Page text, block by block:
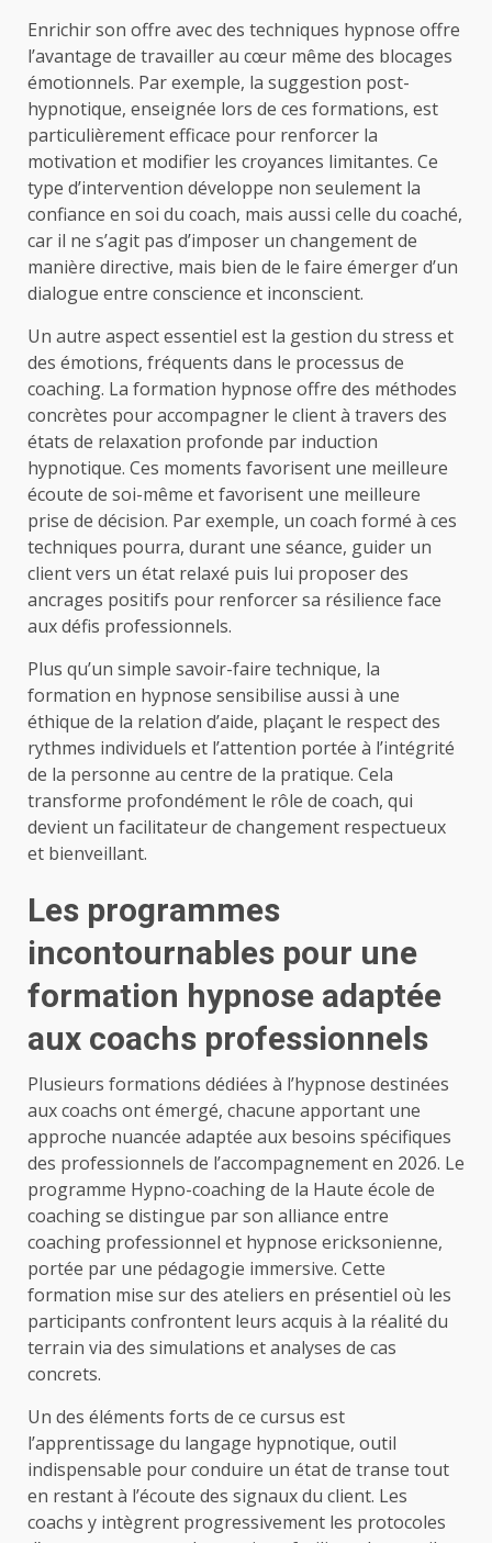
Enrichir son offre avec des techniques hypnose offre
l’avantage de travailler au cœur même des blocages
émotionnels. Par exemple, la suggestion post-
hypnotique, enseignée lors de ces formations, est
particulièrement efficace pour renforcer la
motivation et modifier les croyances limitantes. Ce
type d’intervention développe non seulement la
confiance en soi du coach, mais aussi celle du coaché,
car il ne s’agit pas d’imposer un changement de
manière directive, mais bien de le faire émerger d’un
dialogue entre conscience et inconscient.
Un autre aspect essentiel est la gestion du stress et
des émotions, fréquents dans le processus de
coaching. La formation hypnose offre des méthodes
concrètes pour accompagner le client à travers des
états de relaxation profonde par induction
hypnotique. Ces moments favorisent une meilleure
écoute de soi-même et favorisent une meilleure
prise de décision. Par exemple, un coach formé à ces
techniques pourra, durant une séance, guider un
client vers un état relaxé puis lui proposer des
ancrages positifs pour renforcer sa résilience face
aux défis professionnels.
Plus qu’un simple savoir-faire technique, la
formation en hypnose sensibilise aussi à une
éthique de la relation d’aide, plaçant le respect des
rythmes individuels et l’attention portée à l’intégrité
de la personne au centre de la pratique. Cela
transforme profondément le rôle de coach, qui
devient un facilitateur de changement respectueux
et bienveillant.
Les programmes
incontournables pour une
formation hypnose adaptée
aux coachs professionnels
Plusieurs formations dédiées à l’hypnose destinées
aux coachs ont émergé, chacune apportant une
approche nuancée adaptée aux besoins spécifiques
des professionnels de l’accompagnement en 2026. Le
programme Hypno-coaching de la Haute école de
coaching se distingue par son alliance entre
coaching professionnel et hypnose ericksonienne,
portée par une pédagogie immersive. Cette
formation mise sur des ateliers en présentiel où les
participants confrontent leurs acquis à la réalité du
terrain via des simulations et analyses de cas
concrets.
Un des éléments forts de ce cursus est
l’apprentissage du langage hypnotique, outil
indispensable pour conduire un état de transe tout
en restant à l’écoute des signaux du client. Les
coachs y intègrent progressivement les protocoles